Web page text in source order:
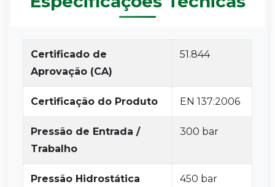
Certificado de
Aprovação (CA)
51.844
Certificação do Produto EN 137:2006
Pressão de Entrada /
Trabalho
300 bar
Pressão Hidrostática 450 bar